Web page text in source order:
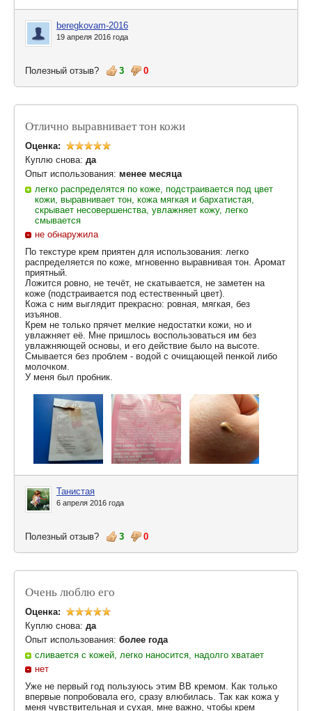
beregkovam-2016
19 апреля 2016 года
Полезный отзыв? 3 0
Отлично выравнивает тон кожи
Оценка:
Куплю снова: да
Опыт использования: менее месяца
легко распределятся по коже, подстраивается под цвет
кожи, выравнивает тон, кожа мягкая и бархатистая,
скрывает несовершенства, увлажняет кожу, легко
смывается
не обнаружила
По текстуре крем приятен для использования: легко
распределяется по коже, мгновенно выравнивая тон. Аромат
приятный.
Ложится ровно, не течёт, не скатывается, не заметен на
коже (подстраивается под естественный цвет).
Кожа с ним выглядит прекрасно: ровная, мягкая, без
изъянов.
Крем не только прячет мелкие недостатки кожи, но и
увлажняет её. Мне пришлось воспользоваться им без
увлажняющей основы, и его действие было на высоте.
Смывается без проблем - водой с очищающей пенкой либо
молочком.
У меня был пробник.
Танистая
6 апреля 2016 года
Полезный отзыв? 3 0
Очень люблю его
Оценка:
Куплю снова: да
Опыт использования: более года
сливается с кожей, легко наносится, надолго хватает
нет
Уже не первый год пользуюсь этим ВВ кремом. Как только
впервые попробовала его, сразу влюбилась. Так как кожа у
меня чувствительная и сухая, мне важно, чтобы крем